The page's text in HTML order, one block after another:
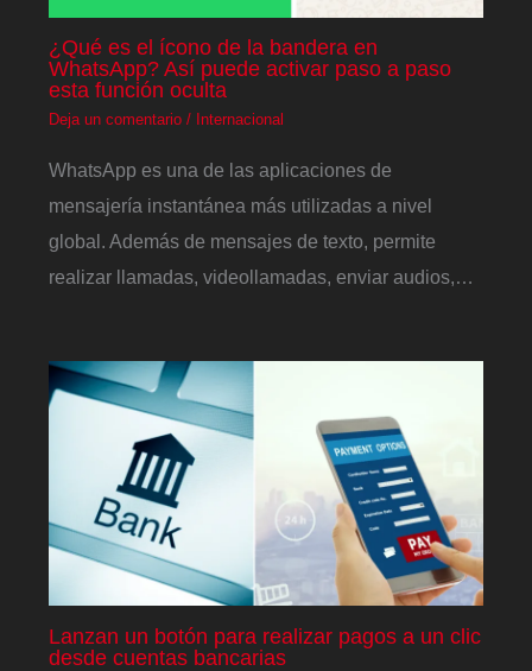
¿Qué es el ícono de la bandera en
WhatsApp? Así puede activar paso a paso
esta función oculta
Deja un comentario / Internacional
WhatsApp es una de las aplicaciones de
mensajería instantánea más utilizadas a nivel
global. Además de mensajes de texto, permite
realizar llamadas, videollamadas, enviar audios,…
Lanzan un botón para realizar pagos a un clic
desde cuentas bancarias